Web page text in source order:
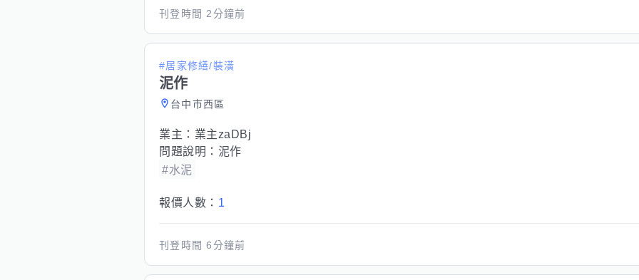
刊登時間 2分鐘前
#居家修繕/裝潢
泥作
台中市西區
業主： 業主zaDBj
問題說明： 泥作
#水泥
報價人數： 1
刊登時間6分鐘前